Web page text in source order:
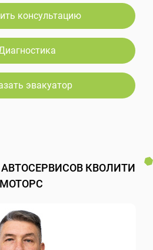
консультацию
эвакуатор
КВОЛИТИ
МОТОРС